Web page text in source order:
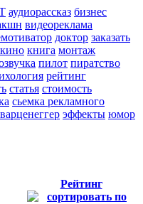
аудиорассказ бизнес
видеореклама
доктор заказать
кино книга монтаж
пилот пиратство
рейтинг
статья стоимость
сьемка рекламного
эффекты юмор
Рейтинг